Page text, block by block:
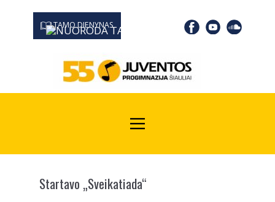
TAMO DIENYNAS
0667 19366
Startavo „Sveikatiada“